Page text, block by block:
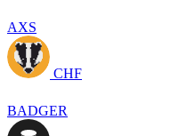
AXS
CHF
BADGER